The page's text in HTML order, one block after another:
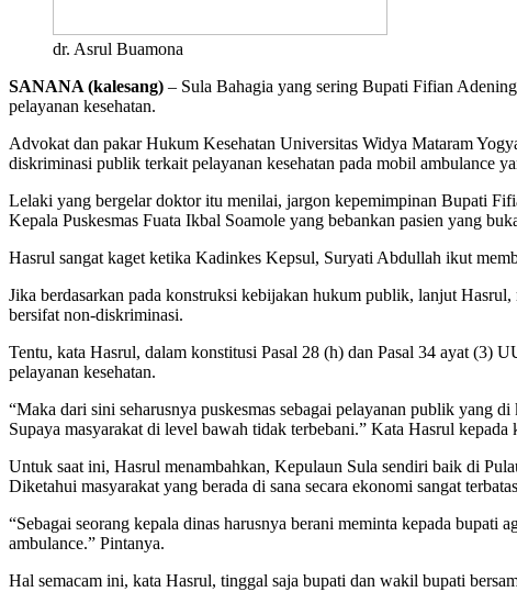
dr. Asrul Buamona
SANANA (kalesang) – Sula Bahagia yang sering Bupati Fifian
pelayanan kesehatan.
Advokat dan pakar Hukum Kesehatan Universitas Widya Mataram
diskriminasi publik terkait pelayanan kesehatan pada mobil ambulance
Lelaki yang bergelar doktor itu menilai, jargon kepemimpinan Bupati
Kepala Puskesmas Fuata Ikbal Soamole yang bebankan pasien yang
Hasrul sangat kaget ketika Kadinkes Kepsul, Suryati Abdullah ikut
Jika berdasarkan pada konstruksi kebijakan hukum publik, lanjut
bersifat non-diskriminasi.
Tentu, kata Hasrul, dalam konstitusi Pasal 28 (h) dan Pasal 34 ayat (3)
pelayanan kesehatan.
“Maka dari sini seharusnya puskesmas sebagai pelayanan publik yang
Supaya masyarakat di level bawah tidak terbebani.” Kata Hasrul
Untuk saat ini, Hasrul menambahkan, Kepulaun Sula sendiri baik di
Diketahui masyarakat yang berada di sana secara ekonomi sangat
“Sebagai seorang kepala dinas harusnya berani meminta kepada bupati
ambulance.” Pintanya.
Hal semacam ini, kata Hasrul, tinggal saja bupati dan wakil bupati